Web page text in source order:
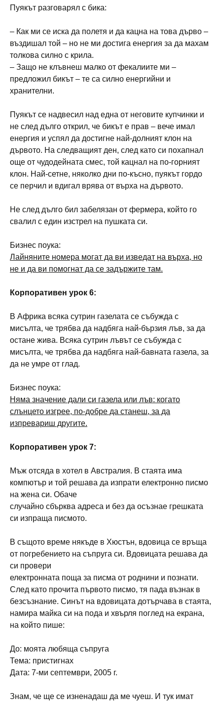
Пуякът разговарял с бика:
– Как ми се иска да полетя и да кацна на това дърво –
въздишал той – но не ми достига енергия за да махам
толкова силно с крила.
– Защо не клъвнеш малко от фекалиите ми –
предложил бикът – те са силно енергийни и
хранителни.
Пуякът се надвесил над една от неговите купчинки и
не след дълго открил, че бикът е прав – вече имал
енергия и успял да достигне най-долният клон на
дървото. На следващият ден, след като си похапнал
още от чудодейната смес, той кацнал на по-горният
клон. Най-сетне, няколко дни по-късно, пуякът гордо
се перчил и вдигал врява от върха на дървото.
Не след дълго бил забелязан от фермера, който го
свалил с един изстрел на пушката си.
Бизнес поука:
Лайняните номера могат да ви изведат на върха, но
не и да ви помогнат да се задържите там.
Корпоративен урок 6:
В Африка всяка сутрин газелата се събужда с
мисълта, че трябва да надбяга най-бързия лъв, за да
остане жива. Всяка сутрин лъвът се събужда с
мисълта, че трябва да надбяга най-бавната газела, за
да не умре от глад.
Бизнес поука:
Няма значение дали си газела или лъв: когато
слънцето изгрее, по-добре да станеш, за да
изпревариш другите.
Корпоративен урок 7:
Мъж отсяда в хотел в Австралия. В стаята има
компютър и той решава да изпрати електронно писмо
на жена си. Обаче
случайно сбърква адреса и без да осъзнае грешката
си изпраща писмото.
В същото време някъде в Хюстън, вдовица се връща
от погребението на съпруга си. Вдовицата решава да
си провери
електронната поща за писма от роднини и познати.
След като прочита първото писмо, тя пада възнак в
безсъзнание. Синът на вдовицата дотърчава в стаята,
намира майка си на пода и хвърля поглед на екрана,
на който пише:
До: моята любяща съпруга
Тема: пристигнах
Дата: 7-ми септември, 2005 г.
Знам, че ще се изненадаш да ме чуеш. И тук имат